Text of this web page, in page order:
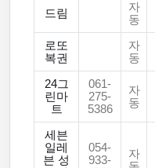
드림
자
동
로또
복권
자
동
24그
린마
트
061-
275-
5386
자
동
세븐
일레
븐 성
054-
933-
자